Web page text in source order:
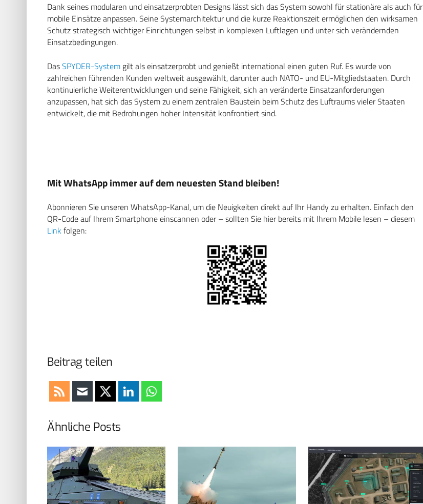
Dank seines modularen und einsatzerprobten Designs lässt sich das System sowohl für stationäre als auch für
mobile Einsätze anpassen. Seine Systemarchitektur und die kurze Reaktionszeit ermöglichen den wirksamen
Schutz strategisch wichtiger Einrichtungen selbst in komplexen Luftlagen und unter sich verändernden
Einsatzbedingungen.
DasSPYDER-System gilt als einsatzerprobt und genießt international einen guten Ruf. Es wurde von
zahlreichen führenden Kunden weltweit ausgewählt, darunter auch NATO- und EU-Mitgliedstaaten. Durch
kontinuierliche Weiterentwicklungen und seine Fähigkeit, sich an veränderte Einsatzanforderungen
anzupassen, hat sich das System zu einem zentralen Baustein beim Schutz des Luftraums vieler Staaten
entwickelt, die mit Bedrohungen hoher Intensität konfrontiert sind.
Mit WhatsApp immer auf dem neuesten Stand bleiben!
Abonnieren Sie unseren WhatsApp-Kanal, um die Neuigkeiten direkt auf Ihr Handy zu erhalten. Einfach den
QR-Code auf Ihrem Smartphone einscannen oder – sollten Sie hier bereits mit Ihrem Mobile lesen – diesem
Link folgen:
Beitrag teilen
Ähnliche Posts